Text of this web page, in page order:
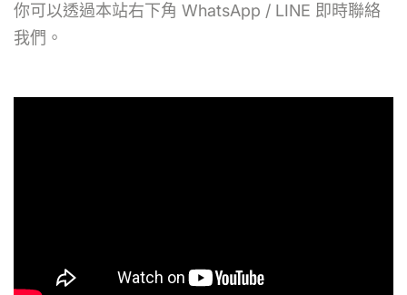
你可以透過本站右下角 WhatsApp / LINE 即時聯絡
我們。